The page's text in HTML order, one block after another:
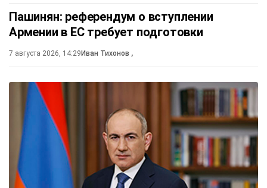
Пашинян: референдум о вступлении
Армении в ЕС требует подготовки
7 августа 2026, 14:29 Иван Тихонов ,